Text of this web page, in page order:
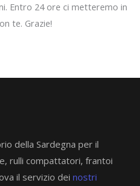
Entro 24 ore ci metteremo in
te. Grazie!
della Sardegna per il
rulli compattatori, frantoi
il servizio dei nostri